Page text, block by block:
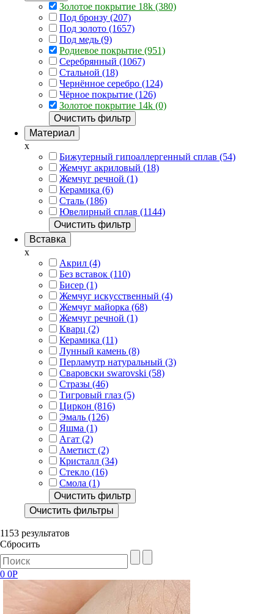
Золотое покрытие 18k (380)
Под бронзу (207)
Под золото (1657)
Под медь (9)
Родиевое покрытие (951)
Серебрянный (1067)
Стальной (18)
Чернённое серебро (124)
Чёрное покрытие (126)
Золотое покрытие 14k (0)
Очистить фильтр
Материал
x
Бижутерный гипоаллергенный сплав (54)
Жемчуг акриловый (18)
Жемчуг речной (1)
Керамика (6)
Сталь (186)
Ювелирный сплав (1144)
Очистить фильтр
Вставка
x
Акрил (4)
Без вставок (110)
Бисер (1)
Жемчуг искусственный (4)
Жемчуг майорка (68)
Жемчуг речной (1)
Кварц (2)
Керамика (11)
Лунный камень (8)
Перламутр натуральный (3)
Сваровски swarovski (58)
Стразы (46)
Тигровый глаз (5)
Циркон (816)
Эмаль (126)
Яшма (1)
Агат (2)
Аметист (2)
Кристалл (34)
Стекло (16)
Смола (1)
Очистить фильтр
Очистить фильтры
1153 результатов
Сбросить
0 0Р